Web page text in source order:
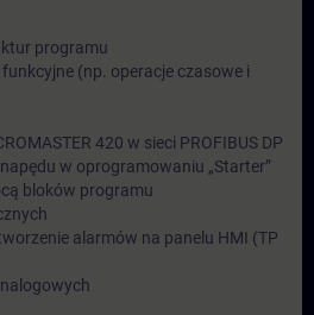
programu
(np. operacje czasowe i
420 w sieci PROFIBUS DP
w oprogramowaniu „Starter”
bloków programu
alarmów na panelu HMI (TP